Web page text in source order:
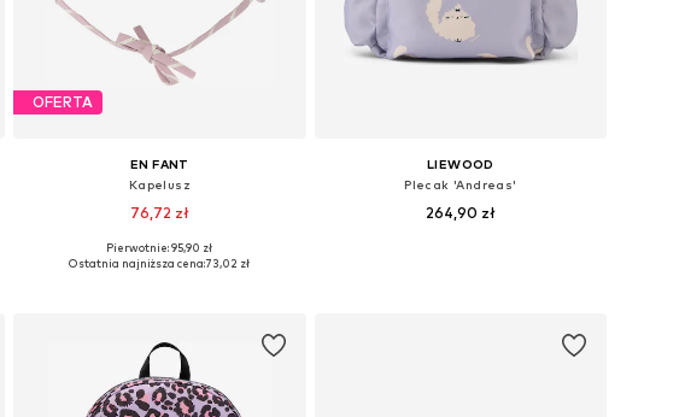
OFERTA
EN FANT
Kapelusz
76,72 zł
+1
Dostępne rozmiary: 43-46, 46-50, 51-54
Pierwotnie: 95,90 zł
Ostatnia najniższa cena:73,02 zł
LIEWOOD
Plecak 'Andreas'
264,90 zł